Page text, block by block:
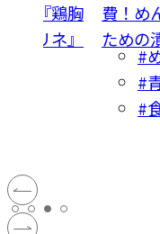
立『鶏胸
マリネ』
費！め
ための
#
#
#